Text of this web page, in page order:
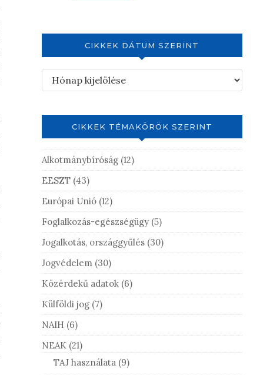
CIKKEK DÁTUM SZERINT
CIKKEK TÉMAKÖRÖK SZERINT
Alkotmánybíróság(12)
EESZT(43)
Európai Unió(12)
Foglalkozás-egészségügy(5)
Jogalkotás, országgyűlés(30)
Jogvédelem(30)
Közérdekű adatok(6)
Külföldi jog(7)
NAIH (6)
NEAK(21)
TAJ használata(9)